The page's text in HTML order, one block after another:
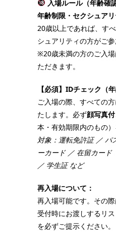
入場ルール（年齢確
年齢制限・セクシュア
20歳以上であれば、す
シュアリティの方がご参
※20歳未満の方のご入
ただきます。
【必須】IDチェック（
ご入場の際、すべての
たします。必ず顔写真
本・有効期限内のもの
対象：運転免許証 ／ パ
ーカード ／ 在留カード
／ 学生証 など
再入場について：
再入場可能です。その
受付時にお渡しするリス
を必ずご提示ください。